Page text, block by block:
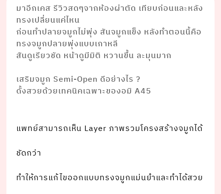
มาอีกเคส รีวิวสดๆจากห้องผ่าตัด เทียบก่อนและหลัง
ทรงเปลี่ยนแค่ไหน
ก่อนทำปลายจมูกไม่พุ่ง สันจมูกแข็ง หลังทำตอนนี้คือ
ทรงจมูกปลายพุ่งแบบเกาหลี
สันดูเรียวชัด หน้าดูมีมิติ หวานขึ้น ละมุนมาก
เสริมจมูก Semi-Open ดีอย่างไร ?
ดั้งสวยด้วยเทคนิคเฉพาะของอมิ A45⠀⠀ ⠀⠀
แพทย์สามารถเห็น Layer ภาพรวมโครงสร้างจมูกได้
ชัดกว่า
ทำให้การแก้ไขออกแบบทรงจมูกแม่นยำและทำได้สวย